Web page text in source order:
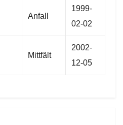
Anfall
1999-
02-02
Mittfält
2002-
12-05